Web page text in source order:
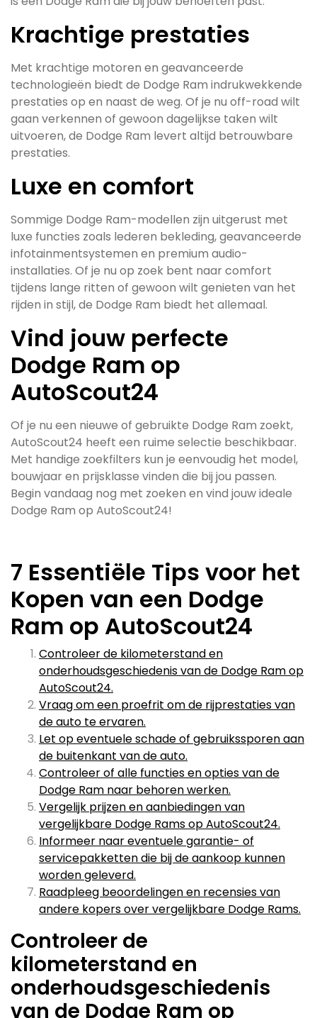
Krachtige prestaties
Met krachtige motoren en geavanceerde
technologieën biedt de Dodge Ram indrukwekkende
prestaties op en naast de weg. Of je nu off-road wilt
gaan verkennen of gewoon dagelijkse taken wilt
uitvoeren, de Dodge Ram levert altijd betrouwbare
prestaties.
Luxe en comfort
Sommige Dodge Ram-modellen zijn uitgerust met
luxe functies zoals lederen bekleding, geavanceerde
infotainmentsystemen en premium audio-
installaties. Of je nu op zoek bent naar comfort
tijdens lange ritten of gewoon wilt genieten van het
rijden in stijl, de Dodge Ram biedt het allemaal.
Vind jouw perfecte
Dodge Ram op
AutoScout24
Of je nu een nieuwe of gebruikte Dodge Ram zoekt,
AutoScout24 heeft een ruime selectie beschikbaar.
Met handige zoekfilters kun je eenvoudig het model,
bouwjaar en prijsklasse vinden die bij jou passen.
Begin vandaag nog met zoeken en vind jouw ideale
Dodge Ram op AutoScout24!
7 Essentiële Tips voor het
Kopen van een Dodge
Ram op AutoScout24
Controleer de kilometerstand en
onderhoudsgeschiedenis van de Dodge Ram op
AutoScout24.
Vraag om een proefrit om de rijprestaties van
de auto te ervaren.
Let op eventuele schade of gebruikssporen aan
de buitenkant van de auto.
Controleer of alle functies en opties van de
Dodge Ram naar behoren werken.
Vergelijk prijzen en aanbiedingen van
vergelijkbare Dodge Rams op AutoScout24.
Informeer naar eventuele garantie- of
servicepakketten die bij de aankoop kunnen
worden geleverd.
Raadpleeg beoordelingen en recensies van
andere kopers over vergelijkbare Dodge Rams.
Controleer de
kilometerstand en
onderhoudsgeschiedenis
van de Dodge Ram op